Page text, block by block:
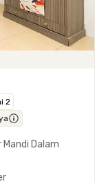
2
Mandi Dalam